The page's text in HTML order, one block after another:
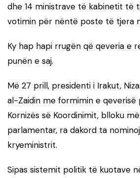
dhe 14 ministrave të kabinetit të
votimin për nëntë poste të tjera
Ky hap hapi rrugën që qeveria e
punën e saj.
Më 27 prill, presidenti i Irakut,
al-Zaidin me formimin e qeverisë
Kornizës së Koordinimit, blloku
parlamentar, ra dakord ta
kryeministrit.
Sipas sistemit politik të kuotave